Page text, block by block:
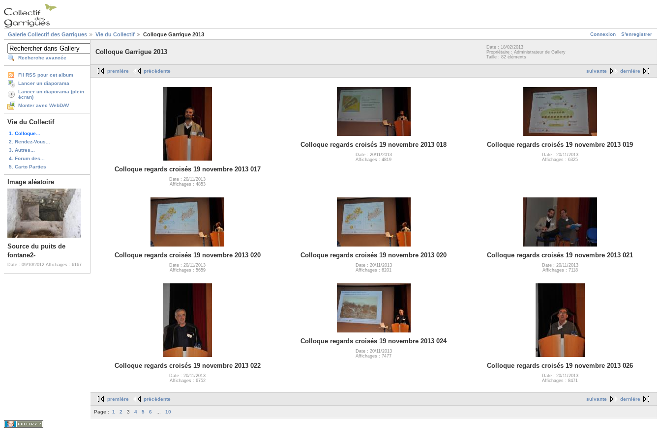
Connexion S'enregistrer
Galerie Collectif des Garrigues Vie du Collectif Colloque Garrigue 2013
Recherche avancée
Fil RSS pour cet album
Lancer un diaporama
Lancer un diaporama (plein
écran)
Monter avec WebDAV
Vie du Collectif
1. Colloque...
2. Rendez-Vous...
3. Autres...
4. Forum des...
5. Carto Parties
Image aléatoire
Source du puits de
fontane2-
Date : 09/10/2012 Affichages : 6167
Colloque Garrigue 2013
Date : 18/02/2013
Propriétaire : Administrateur de Gallery
Taille : 82 éléments
suivante dernière
première précédente
Colloque regards croisés 19 novembre 2013 017
Date : 20/11/2013
Affichages : 4853
Colloque regards croisés 19 novembre 2013 018
Date : 20/11/2013
Affichages : 4819
Colloque regards croisés 19 novembre 2013 019
Date : 20/11/2013
Affichages : 6325
Colloque regards croisés 19 novembre 2013 020
Date : 20/11/2013
Affichages : 5659
Colloque regards croisés 19 novembre 2013 020
Date : 20/11/2013
Affichages : 6201
Colloque regards croisés 19 novembre 2013 021
Date : 20/11/2013
Affichages : 7118
Colloque regards croisés 19 novembre 2013 022
Date : 20/11/2013
Affichages : 6752
Colloque regards croisés 19 novembre 2013 024
Date : 20/11/2013
Affichages : 7477
Colloque regards croisés 19 novembre 2013 026
Date : 20/11/2013
Affichages : 8471
suivante dernière
première précédente
Page : 1 2 3 4 5 6 10